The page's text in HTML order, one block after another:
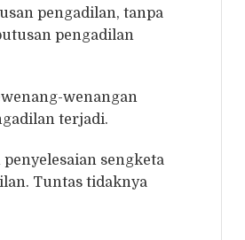
pengadilan, tanpa
pengadilan
wenangan
terjadi.
sengketa
Tuntas tidaknya